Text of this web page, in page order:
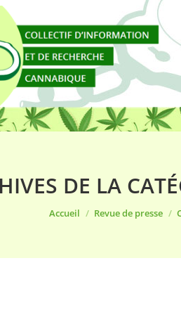
DE LA
Accueil Revue de presse